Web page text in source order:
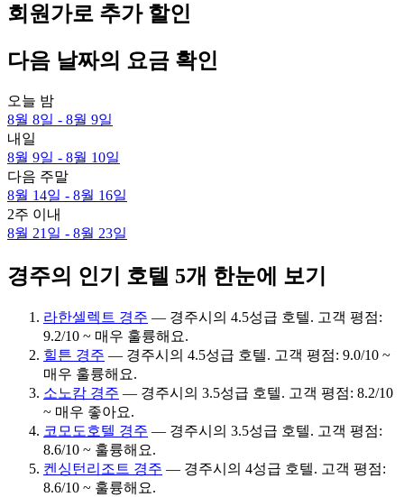
회원가로 추가 할인
다음 날짜의 요금 확인
오늘 밤
8월 8일 - 8월 9일
내일
8월 9일 - 8월 10일
다음 주말
8월 14일 - 8월 16일
2주 이내
8월 21일 - 8월 23일
경주의 인기 호텔 5개 한눈에 보기
라한셀렉트 경주 — 경주시의 4.5성급 호텔. 고객 평점:
9.2/10 ~ 매우 훌륭해요.
힐튼 경주 — 경주시의 4.5성급 호텔. 고객 평점: 9.0/10 ~
매우 훌륭해요.
소노캄 경주 — 경주시의 3.5성급 호텔. 고객 평점: 8.2/10
~ 매우 좋아요.
코모도호텔 경주 — 경주시의 3.5성급 호텔. 고객 평점:
8.6/10 ~ 훌륭해요.
켄싱턴리조트 경주 — 경주시의 4성급 호텔. 고객 평점:
8.6/10 ~ 훌륭해요.